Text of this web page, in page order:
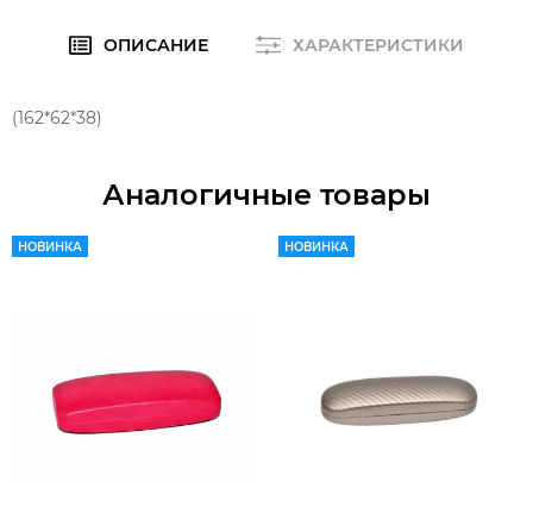
ОПИСАНИЕ ХАРАКТЕРИСТИКИ
(162*62*38)
Аналогичные товары
НОВИНКА НОВИНКА